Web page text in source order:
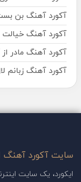
آکورد آهنگ بن
آکورد آهنگ خیالت
آکورد آهنگ مادر از
آکورد آهنگ زبانم
سایت آکورد آهنگ
ایکورد، یک سایت